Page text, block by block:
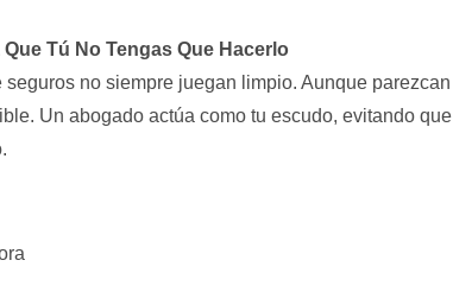
Tú No Tengas Que Hacerlo
no siempre juegan limpio. Aunque parezcan
Un abogado actúa como tu escudo, evitando que